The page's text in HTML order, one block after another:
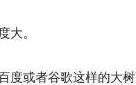
大。
度或者谷歌这样的大